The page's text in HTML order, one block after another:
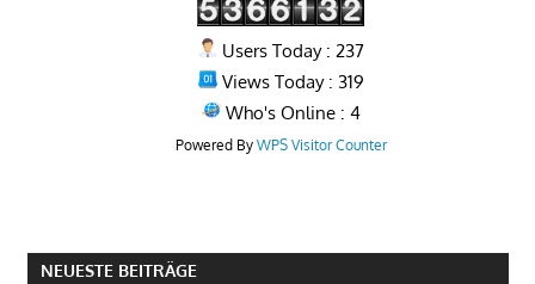
Users Today : 237
Views Today : 319
Who's Online : 4
Powered By WPS Visitor Counter
NEUESTE BEITRÄGE